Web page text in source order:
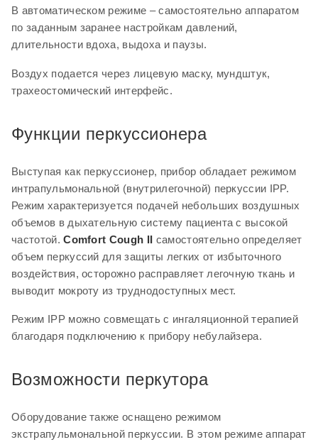
частотой.Comfort Cough II самостоятельно определяет
объем перкуссий для защиты легких от избыточного
воздействия, осторожно расправляет легочную ткань и
Режим IPP можно совмещать с ингаляционной терапией
Возможности перкутора
Оборудование также оснащено режимом
экстрапульмональной перкуссии. В этом режиме аппарат
меняет давление в ячейках специального виброжилета с
установленной частотой. Перкуссионное воздействие на
грудную клетку способствует мягкому разжижению
вязкой слизи и ее отделению от стенок бронхов для
выведения из организма. Частота перкуссий может
устанавливаться до 780 циклов в минуту. Жилет
поставляется в разных размерах.
мобильность
Отличительным свойствомComfort Cough II
наличие аккумуляторной батареи, объема которой
В автоматическом режиме – самостоятельно аппаратом
по заданным заранее настройкам давлений,
длительности вдоха, выдоха и паузы.
Воздух подается через лицевую маску, мундштук,
трахеостомический интерфейс.
Функции перкуссионера
Выступая как перкуссионер, прибор обладает режимом
интрапульмональной (внутрилегочной) перкуссии IPP.
Режим характеризуется подачей небольших воздушных
объемов в дыхательную систему пациента с высокой
частотой.Comfort Cough II самостоятельно определяет
объем перкуссий для защиты легких от избыточного
воздействия, осторожно расправляет легочную ткань и
выводит мокроту из труднодоступных мест.
Режим IPP можно совмещать с ингаляционной терапией
благодаря подключению к прибору небулайзера.
Возможности перкутора
Оборудование также оснащено режимом
экстрапульмональной перкуссии. В этом режиме аппарат